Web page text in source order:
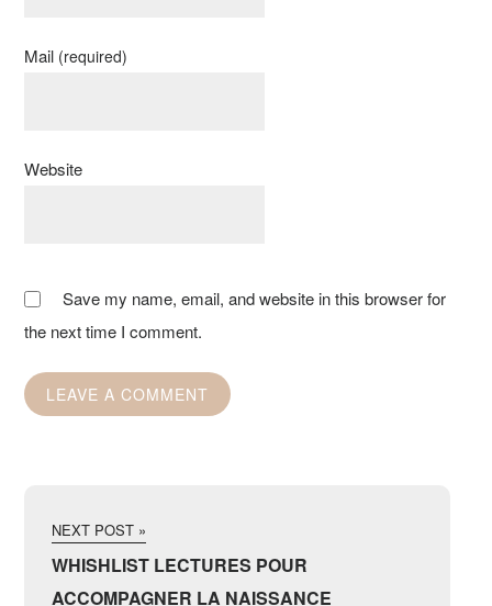
Mail (required)
Website
Save my name, email, and website in this browser for
the next time I comment.
NEXT POST »
WHISHLIST LECTURES POUR
ACCOMPAGNER LA NAISSANCE